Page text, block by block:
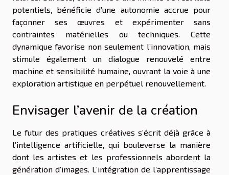
potentiels, bénéficie d’une autonomie accrue pour
façonner ses œuvres et expérimenter sans
contraintes matérielles ou techniques. Cette
dynamique favorise non seulement l’innovation, mais
stimule également un dialogue renouvelé entre
machine et sensibilité humaine, ouvrant la voie à une
exploration artistique en perpétuel renouvellement.
Envisager l’avenir de la création
Le futur des pratiques créatives s’écrit déjà grâce à
l’intelligence artificielle, qui bouleverse la manière
dont les artistes et les professionnels abordent la
génération d’images. L’intégration de l’apprentissage